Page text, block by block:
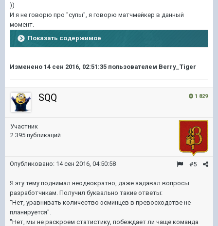
))
И я не говорю про "супы", я говорю матчмейкер в данный
момент.
Показать содержимое
Изменено 14 сен 2016, 02:51:35 пользователем Berry_Tiger
1 829
SQQ
Участник
2 395 публикаций
#5
Опубликовано: 14 сен 2016, 04:50:58
Я эту тему поднимал неоднократно, даже задавал вопросы
разработчикам. Получил буквально такие ответы:
"Нет, уравнивать количество эсминцев в превосходстве не
планируется".
"Нет, мы не раскроем статистику, побеждает ли чаще команда